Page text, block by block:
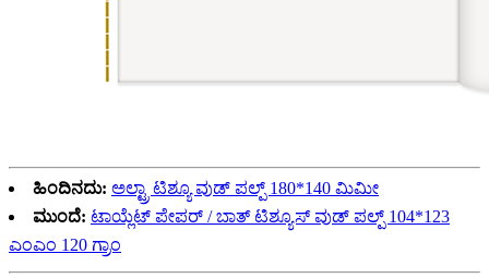
ಹಿಂದಿನದು: ಅಲ್ಟ್ರಾ ಟಿಶ್ಯೂ ವುಡ್ ಪಲ್ಪ್ 180*140 ಮಿಮೀ
ಮುಂದೆ: ಟಾಯ್ಲೆಟ್ ಪೇಪರ್ / ಬಾತ್ ಟಿಶ್ಯೂಸ್ ವುಡ್ ಪಲ್ಪ್ 104*123
ಎಂಎಂ 120 ಗ್ರಾಂ